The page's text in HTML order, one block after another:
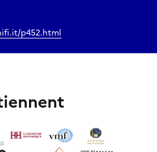
p452.html